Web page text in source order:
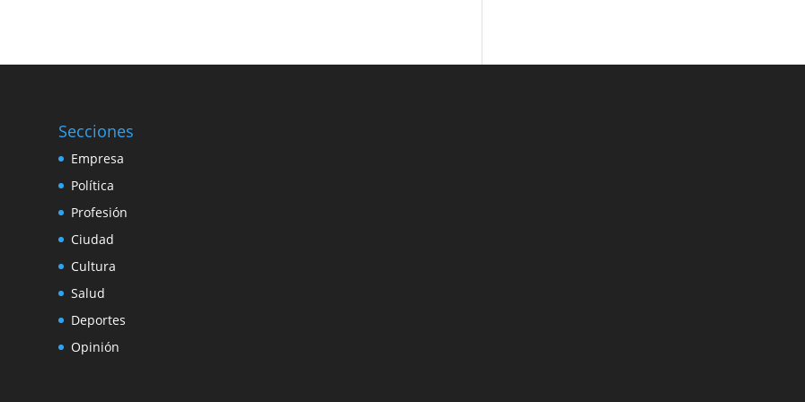
Secciones
Empresa
Política
Profesión
Ciudad
Cultura
Salud
Deportes
Opinión